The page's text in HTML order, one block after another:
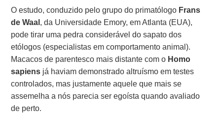
O estudo, conduzido pelo grupo do primatólogo Frans
de Waal , da Universidade Emory, em Atlanta (EUA),
pode tirar uma pedra considerável do sapato dos
etólogos (especialistas em comportamento animal).
Macacos de parentesco mais distante com o Homo
sapiens já haviam demonstrado altruísmo em testes
controlados, mas justamente aquele que mais se
assemelha a nós parecia ser egoísta quando avaliado
de perto.